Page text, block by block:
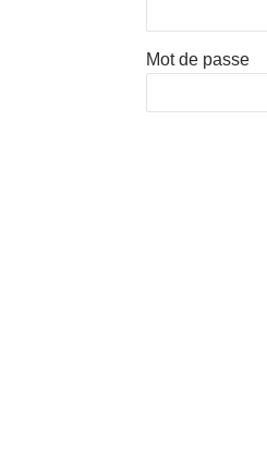
Mot de passe